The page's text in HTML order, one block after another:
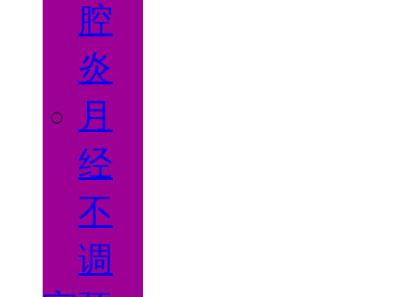
腔
炎
月
经
不
调